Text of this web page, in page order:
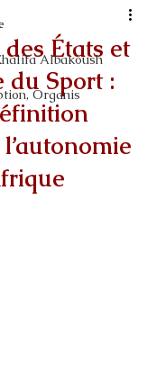
Albakoush
Organis
États et
du Sport :